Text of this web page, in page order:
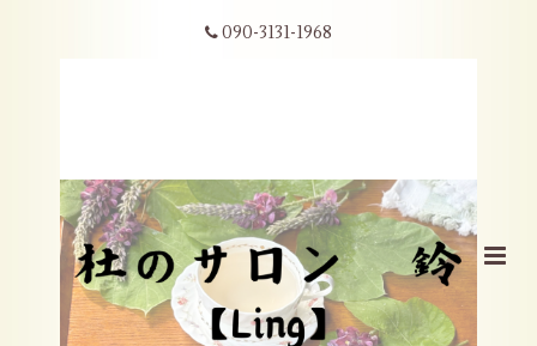
090-3131-1968